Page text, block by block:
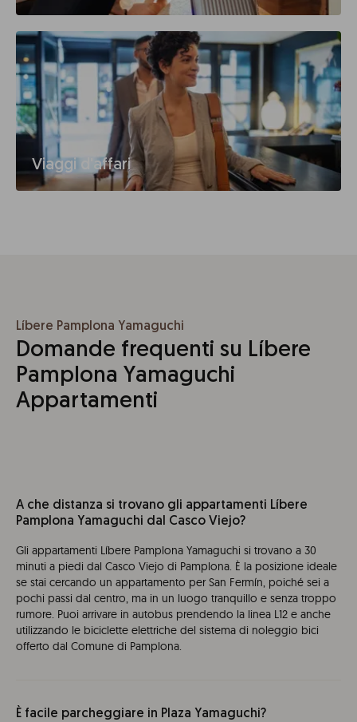
Viaggi d'affari
Líbere Pamplona Yamaguchi
Domande frequenti su Líbere
Pamplona Yamaguchi
Appartamenti
A che distanza si trovano gli appartamenti Líbere
Pamplona Yamaguchi dal Casco Viejo?
Gli appartamenti Líbere Pamplona Yamaguchi si trovano a 30
minuti a piedi dal Casco Viejo di Pamplona. È la posizione ideale
se stai cercando un appartamento per San Fermín, poiché sei a
pochi passi dal centro, ma in un luogo tranquillo e senza troppo
rumore. Puoi arrivare in autobus prendendo la linea L12 e anche
utilizzando le biciclette elettriche del sistema di noleggio bici
offerto dal Comune di Pamplona.
È facile parcheggiare in Plaza Yamaguchi?